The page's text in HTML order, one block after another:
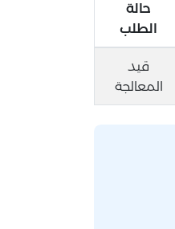
حالة
الطلب
قيد
المعالجة